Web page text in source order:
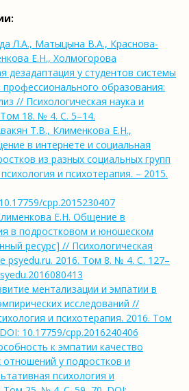
Л.А., Матыцына В.А., Краснова-
Е.Н., Холмогорова
дезадаптация у студентов системы
образования:
// Психологическая наука и
18. № 4. С. 5–14.
Т.В., Клименкова Е.Н.,
в интернете и социальная
из разных социальных групп
и психотерапия. – 2015.
cpp.2015230407
Е.Н. Общение в
в подростковом и юношеском
ресурс] // Психологическая
psyedu.ru. 2016. Том 8. № 4. С. 127–
ментализации и эмпатии в
исследований //
и психотерапия. 2016. Том
10.17759/cpp.2016240406
к эмпатии качество
у подростков и
психология и